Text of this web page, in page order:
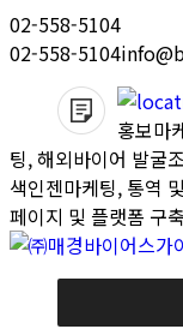
Skip
to
content
02-558-5104
02-558-5104
홍보마
팅, 해외바이어 발굴
색인젠마케팅, 통역
페이지 및 플랫폼 구